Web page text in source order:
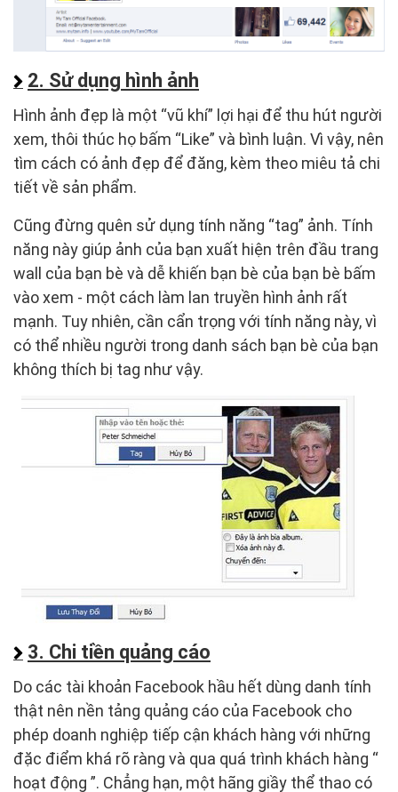
2. Sử dụng hình ảnh
Hình ảnh đẹp là một “vũ khí” lợi hại để thu hút người
xem, thôi thúc họ bấm “Like” và bình luận. Vì vậy, nên
tìm cách có ảnh đẹp để đăng, kèm theo miêu tả chi
tiết về sản phẩm.
Cũng đừng quên sử dụng tính năng “tag” ảnh. Tính
năng này giúp ảnh của bạn xuất hiện trên đầu trang
wall của bạn bè và dễ khiến bạn bè của bạn bè bấm
vào xem - một cách làm lan truyền hình ảnh rất
mạnh. Tuy nhiên, cần cẩn trọng với tính năng này, vì
có thể nhiều người trong danh sách bạn bè của bạn
không thích bị tag như vậy.
3. Chi tiền quảng cáo
Do các tài khoản Facebook hầu hết dùng danh tính
thật nên nền tảng quảng cáo của Facebook cho
phép doanh nghiệp tiếp cận khách hàng với những
đặc điểm khá rõ ràng và qua quá trình khách hàng “
hoạt động ”. Chẳng hạn, một hãng giầy thể thao có